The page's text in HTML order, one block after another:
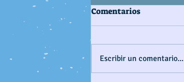
Comentarios
Escribir un comentario...